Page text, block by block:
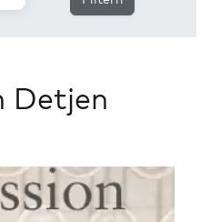
Detjen